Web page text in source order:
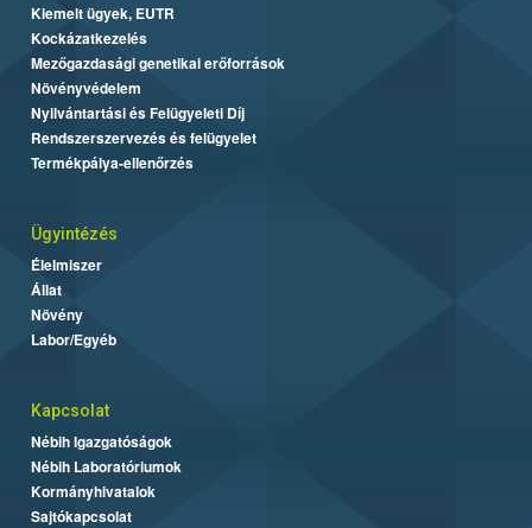
Kiemelt ügyek, EUTR
Kockázatkezelés
Mezőgazdasági genetikai erőforrások
Növényvédelem
Nyilvántartási és Felügyeleti Díj
Rendszerszervezés és felügyelet
Termékpálya-ellenőrzés
Ügyintézés
Élelmiszer
Állat
Növény
Labor/Egyéb
Kapcsolat
Nébih Igazgatóságok
Nébih Laboratóriumok
Kormányhivatalok
Sajtókapcsolat